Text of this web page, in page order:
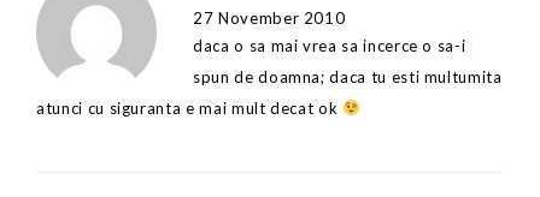
27 November 2010
daca o sa mai vrea sa incerce o sa-i
spun de doamna; daca tu esti multumita
atunci cu siguranta e mai mult decat ok